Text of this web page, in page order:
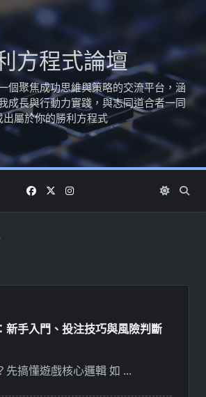
方程式論壇
個聚焦成功思維與策略的交流平台，涵
成長與行動力實踐，與志同道合者一同
出屬於你的勝利方程式
新手入門、投注技巧與風險判斷
先搞懂遊戲核心邏輯 如 ...